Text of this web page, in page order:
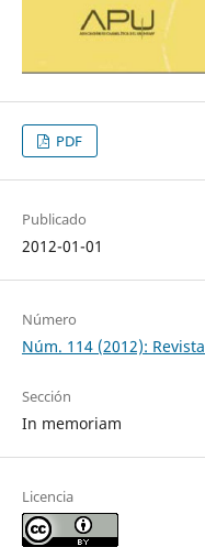
PDF
Publicado
2012-01-01
Número
Núm. 114 (2012):
Sección
In memoriam
Licencia